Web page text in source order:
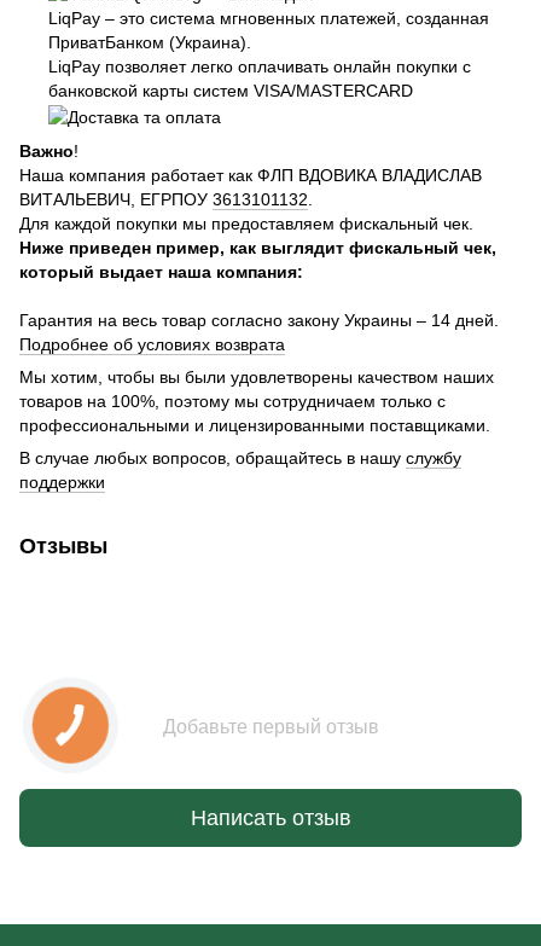
LiqPay – это система мгновенных платежей, созданная
ПриватБанком (Украина).
LiqPay позволяет легко оплачивать онлайн покупки с
банковской карты систем VISA/MASTERCARD
Важно!
Наша компания работает как ФЛП ВДОВИКА ВЛАДИСЛАВ
ВИТАЛЬЕВИЧ, ЕГРПОУ 3613101132
Для каждой покупки мы предоставляем фискальный чек.
Ниже приведен пример, как выглядит фискальный чек,
который выдает наша компания:
Гарантия на весь товар согласно закону Украины – 14 дней.
Подробнее об условиях возврата
Мы хотим, чтобы вы были удовлетворены качеством наших
товаров на 100%, поэтому мы сотрудничаем только с
профессиональными и лицензированными поставщиками.
В случае любых вопросов, обращайтесь в нашу службу
поддержки
Отзывы
Добавьте первый отзыв
Написать отзыв